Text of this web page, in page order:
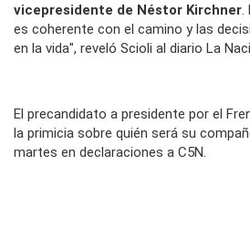
vicepresidente de Néstor Kirchner
es coherente con el camino y las
en la vida", reveló Scioli al diario La
El precandidato a presidente por el
la primicia sobre quién será su
martes en declaraciones a C5N.